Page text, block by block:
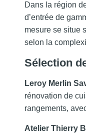
Dans la région
d’entrée de
mesure se situe
selon la
Sélection
Leroy Merlin
rénovation de
rangements,
Atelier Thierry